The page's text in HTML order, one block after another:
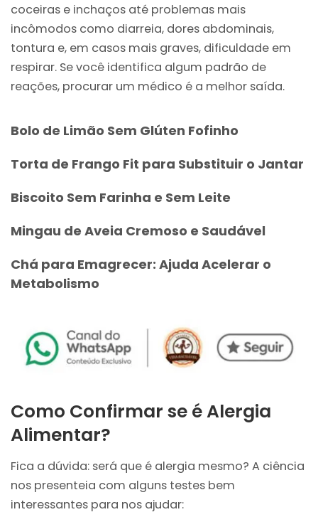
coceiras e inchaços até problemas mais
incômodos como diarreia, dores abdominais,
tontura e, em casos mais graves, dificuldade em
respirar. Se você identifica algum padrão de
reações, procurar um médico é a melhor saída.
Bolo de Limão Sem Glúten Fofinho
Torta de Frango Fit para Substituir o Jantar
Biscoito Sem Farinha e Sem Leite
Mingau de Aveia Cremoso e Saudável
Chá para Emagrecer: Ajuda Acelerar o
Metabolismo
Como Confirmar se é Alergia
Alimentar?
Fica a dúvida: será que é alergia mesmo? A ciência
nos presenteia com alguns testes bem
interessantes para nos ajudar: